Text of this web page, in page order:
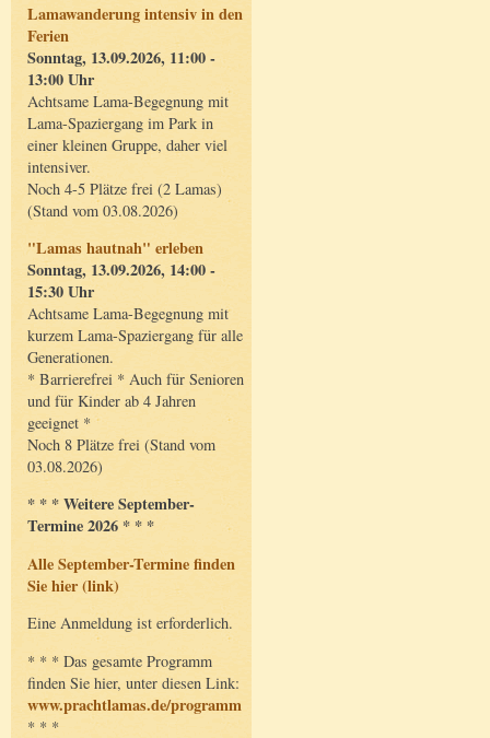
Lamawanderung intensiv in den
Ferien
Sonntag, 13.09.2026, 11:00 -
13:00 Uhr
Achtsame Lama-Begegnung mit
Lama-Spaziergang im Park in
einer kleinen Gruppe, daher viel
intensiver.
Noch 4-5 Plätze frei (2 Lamas)
(Stand vom 03.08.2026)
"Lamas hautnah" erleben
Sonntag, 13.09.2026, 14:00 -
15:30 Uhr
Achtsame Lama-Begegnung mit
kurzem Lama-Spaziergang für alle
Generationen.
* Barrierefrei * Auch für Senioren
und für Kinder ab 4 Jahren
geeignet *
Noch 8 Plätze frei (Stand vom
03.08.2026)
* * * Weitere September-
Termine 2026 * * *
Alle September-Termine finden
Sie hier (link)
Eine Anmeldung ist erforderlich.
* * * Das gesamte Programm
finden Sie hier, unter diesen Link:
www.prachtlamas.de/programm
* * *